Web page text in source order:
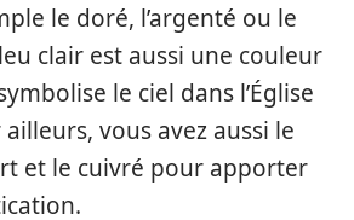
le doré, l’argenté ou le
clair est aussi une couleur
le ciel dans l’Église
vous avez aussi le
et le cuivré pour apporter